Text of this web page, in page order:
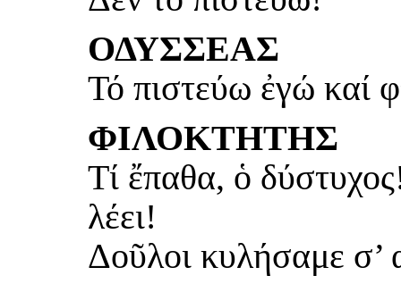
ΟΔΥΣΣΕΑΣ
Τό πιστεύω ἐγώ καί
ΦΙΛΟΚΤΗΤΗΣ
Τί ἔπαθα, ὁ
λέει!
Δοῦλοι κυλήσαμε σ’